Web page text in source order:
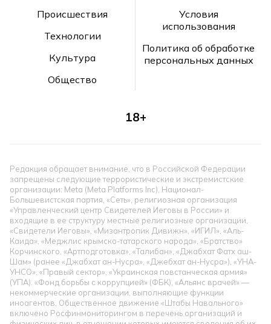
Происшествия
Технологии
Культура
Общество
Условия
использования
Политика об обработке
персональных данных
18+
Редакция обращает внимание, что в Российской Федерации
запрещены следующие террористические и экстремистские
организации: Meta (Meta Platforms Inc), Национал-
Большевистская партия, «Сеть», религиозная организация
«Управленческий центр Свидетелей Иеговы в России» и
входящие в ее структуру местные религиозные организации,
«Свидетели Иеговы», «Мизантропик Дивижн», «ИГИЛ», «Аль-
Каида», «Меджлис крымско-татарского народа», «Братство»
Корчинского, «Артподготовка», «Талибан», «Джабхат Фатх аш-
Шам» (ранее «Джабхат ан-Нусра», «Джебхат ан-Нусра»), «УНА-
УНСО», «Правый сектор», «Украинская повстанческая армия»
(УПА). «Фонд борьбы с коррупцией» (ФБК), «Альянс врачей» —
некоммерческие организации, выполняющие функции
иноагентов. Общественное движение «Штабы Навального»
включено Росфинмониторингом в перечень организаций и